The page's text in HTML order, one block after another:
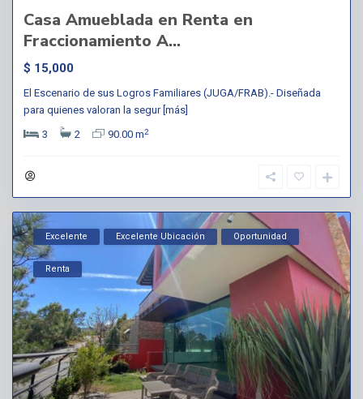
Casa Amueblada en Renta en
Fraccionamiento A...
$ 15,000
El Escenario de sus Logros Familiares (JUGA/FRAB).- Diseñada
para quienes valoran la segur [más]
3
2 90.00 m2
Excelente Excelente Ubicación Oportunidad
Renta